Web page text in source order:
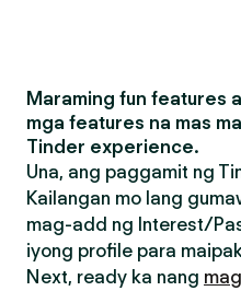
Maraming fun features
mga features na mas
Tinder experience.
Una, ang paggamit ng
Kailangan mo lang
mag-add ng Interest/
iyong profile para
Next, ready ka nang